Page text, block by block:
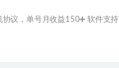
议，单号月收益150➕ 软件支持